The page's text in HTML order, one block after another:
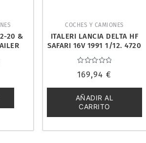
20 &
COCHES Y CAMIONES
ITALERI LANCIA DELTA HF
SAFARI 16V 1991 1/12. 4720
con
de
5
169,94€
AÑADIR AL
CARRITO